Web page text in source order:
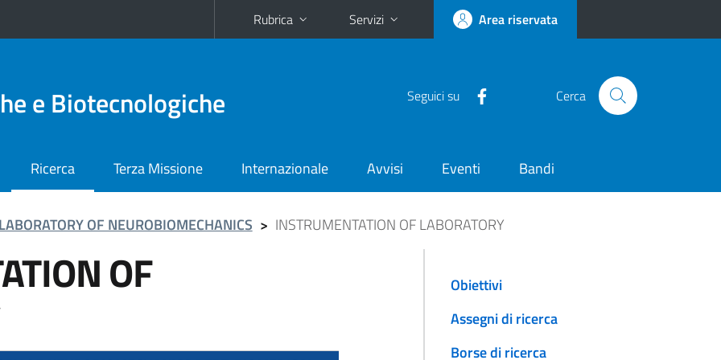
Rubrica Servizi Area riservata
e Biotecnologiche Seguici su Cerca
Ricerca Terza Missione Internazionale Avvisi Eventi Bandi
LABORATORY OF NEUROBIOMECHANICS > INSTRUMENTATION OF LABORATORY
OF
Obiettivi
Assegni di ricerca
Borse di ricerca